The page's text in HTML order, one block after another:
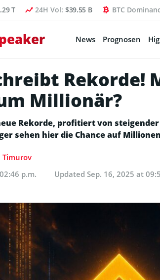
T 24H Vol: $39.55 B BTC
News Prognosen
Rekorde!
Millionär?
Rekorde, profitiert von
sehen hier die Chance auf
Timurov
p.m.
Updated Sep. 16, 2025 at